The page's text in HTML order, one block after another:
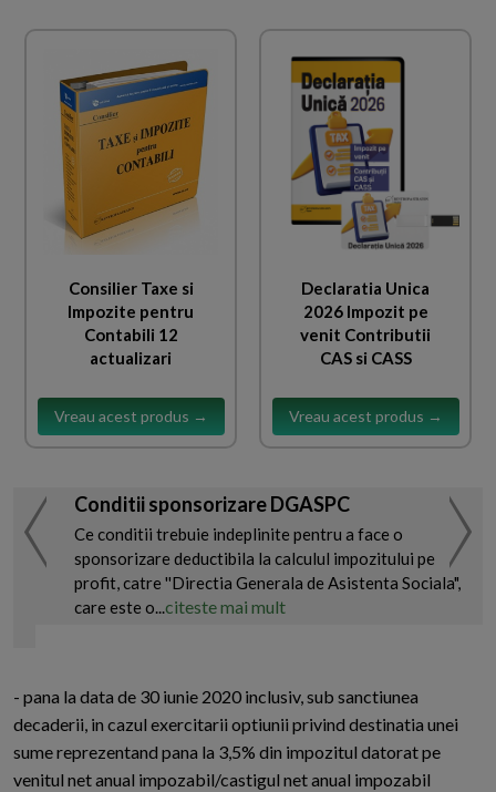
Consilier Taxe si
Impozite pentru
Contabili 12
actualizari
Vreau acest produs →
Declaratia Unica
2026 Impozit pe
venit Contributii
CAS si CASS
Vreau acest produs →
Conditii sponsorizare DGASPC
Ce conditii trebuie indeplinite pentru a face o
sponsorizare deductibila la calculul impozitului pe
profit, catre ''Directia Generala de Asistenta Sociala",
care este o...citeste mai mult
- pana la data de 30 iunie 2020 inclusiv, sub sanctiunea
decaderii, in cazul exercitarii optiunii privind destinatia unei
sume reprezentand pana la 3,5% din impozitul datorat pe
venitul net anual impozabil/castigul net anual impozabil